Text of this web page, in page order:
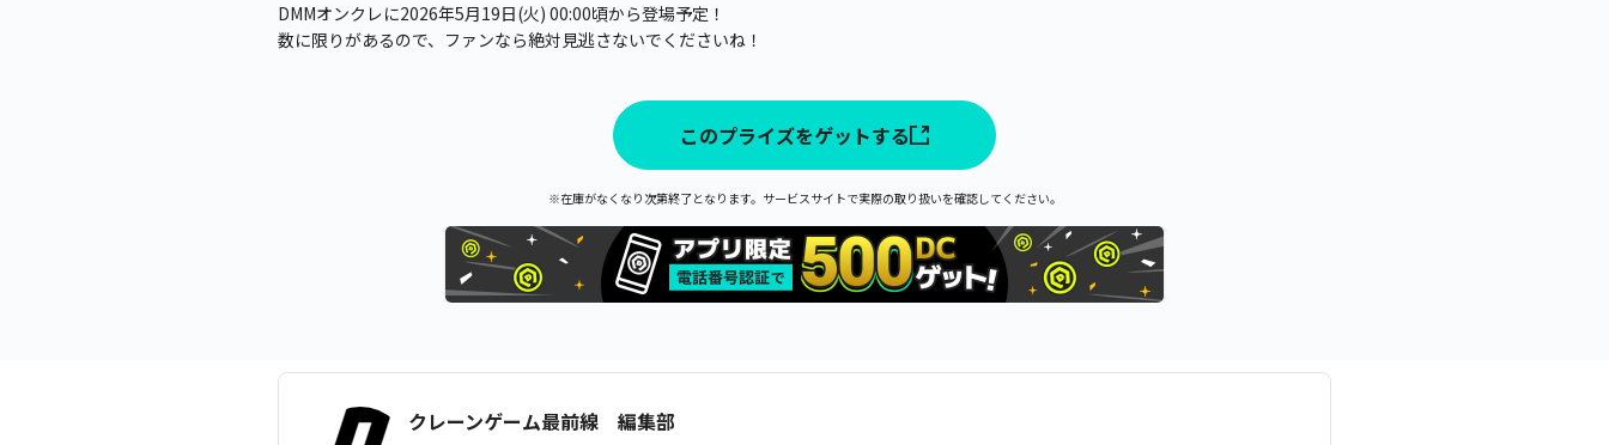
DMMオンクレに2026年5月19日(火) 00:00頃から登場予定！
数に限りがあるので、ファンなら絶対見逃さないでくださいね！
このプライズをゲットする
※在庫がなくなり次第終了となります。サービスサイトで実際の取り扱いを確認してください。
クレーンゲーム最前線 編集部